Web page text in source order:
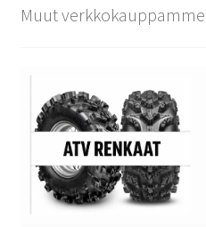
Muut verkkokauppamme